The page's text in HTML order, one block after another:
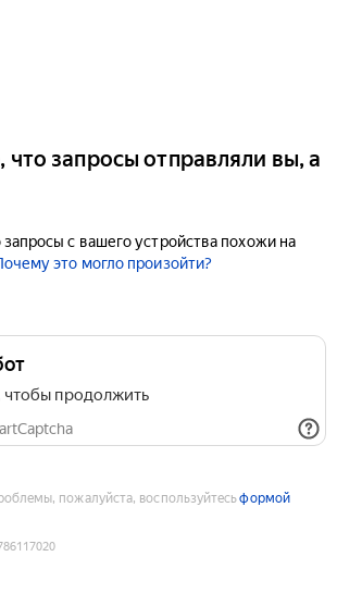
что запросы отправляли вы, а
с вашего устройства похожи на
это могло произойти?
продолжить
пожалуйста, воспользуйтесьформой